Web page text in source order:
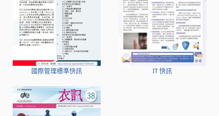
國際管理標準快訊 IT 快訊